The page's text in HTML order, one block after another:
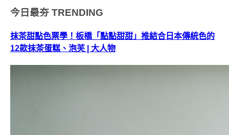
今日最夯 TRENDING
抹茶甜點色票學！板橋「點點甜甜」推結合日本傳統色的
12款抹茶蛋糕、泡芙 | 大人物